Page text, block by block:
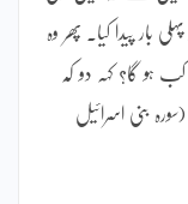
بار پیدا کیا۔ پھر وہ
ہو گا؟ کہہ دو کہ
بنی اسرائیل